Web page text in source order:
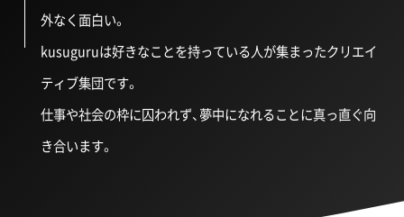
外なく面白い。
kusuguruは好きなことを持っている人が集まったクリエイ
ティブ集団です。
仕事や社会の枠に囚われず、夢中になれることに真っ直ぐ向
き合います。